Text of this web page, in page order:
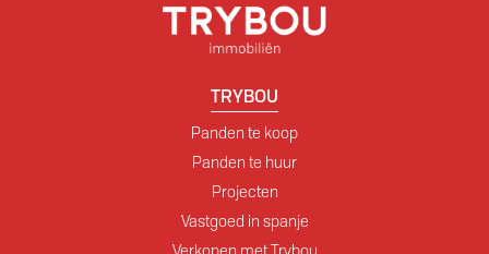
TRYBOU
Panden te koop
Panden te huur
Projecten
Vastgoed in spanje
Verkopen met Trybou